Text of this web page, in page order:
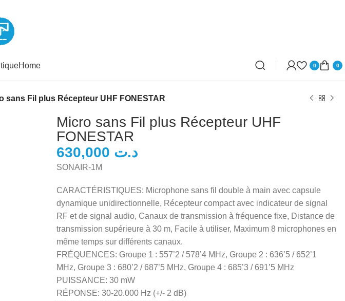
Home 0 0
sans Fil plus Récepteur UHF FONESTAR
Micro sans Fil plus Récepteur UHF
FONESTAR
د.ت
SONAIR-1M
CARACTÉRISTIQUES: Microphone sans fil double à main avec capsule
dynamique unidirectionnelle, Récepteur compact avec indicateur de signal
RF et de signal audio, Canaux de transmission à fréquence fixe, Distance de
transmission supérieure à 30 m, Facile à utiliser, Maximum 8 microphones en
même temps sur différents canaux.
FRÉQUENCES: Groupe 1 : 557’2 / 578’4 MHz, Groupe 2 : 636’5 / 652’1
MHz, Groupe 3 : 680’2 / 687’5 MHz, Groupe 4 : 685’3 / 691’5 MHz
PUISSANCE: 30 mW
RÉPONSE: 30-20.000 Hz (+/- 2 dB)